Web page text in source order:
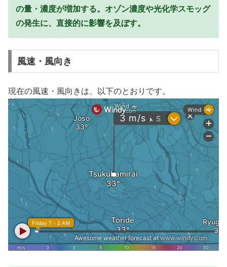
の量・濃度が増加する。オゾン濃度や光化学スモッグ
の発生に、直接的に影響を及ぼす。
風速・風向き
現在の風速・風向きは、以下のとおりです。